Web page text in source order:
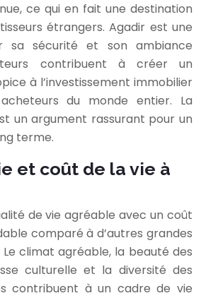
ce qui en fait une destination
étrangers. Agadir est une
sa sécurité et son ambiance
contribuent à créer un
à l’investissement immobilier
du monde entier. La
un argument rassurant pour un
terme.
et coût de la vie à
de vie agréable avec un coût
comparé à d’autres grandes
climat agréable, la beauté des
culturelle et la diversité des
contribuent à un cadre de vie